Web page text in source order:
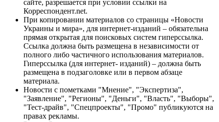
сайте, разрешается при условии ссылки на
Корреспондент.net.
При копировании материалов со страницы «Новости
Украины и мира», для интернет-изданий – обязательна
прямая открытая для поисковых систем гиперссылка.
Ссылка должна быть размещена в независимости от
полного либо частичного использования материалов.
Гиперссылка (для интернет- изданий) – должна быть
размещена в подзаголовке или в первом абзаце
материала.
Новости с пометками "Мнение", "Экспертиза",
"Заявление", "Регионы", "Деньги", "Власть", "Выборы",
"Тест-драйв", "Спецпроекты", "Промо" публикуются на
правах рекламы.